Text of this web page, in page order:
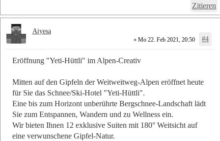
Zitieren
» Mo 22. Feb 2021, 20:50 #4
Eröffnung "Yeti-Hüttli" im Alpen-Creativ
Mitten auf den Gipfeln der Weitweitweg-Alpen eröffnet heute
für Sie das Schnee/Ski-Hotel "Yeti-Hüttli".
Eine bis zum Horizont unberührte Bergschnee-Landschaft lädt
Sie zum Entspannen, Wandern und zu Wellness ein.
Wir bieten Ihnen 12 exklusive Suiten mit 180° Weitsicht auf
eine verwunschene Gipfel-Natur.
Aiyesa